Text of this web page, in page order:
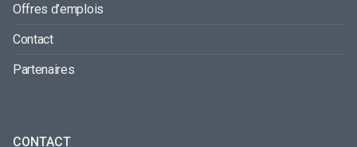
Offres d’emplois
Contact
Partenaires
CONTACT